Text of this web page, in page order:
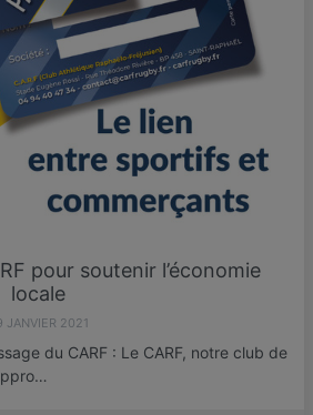
pour soutenir l’économie
locale
JANVIER 2021
du CARF : Le CARF, notre club de